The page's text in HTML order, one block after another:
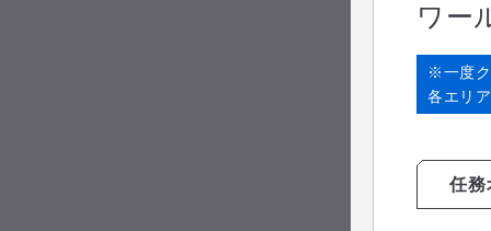
ワー
※一度ク
各エリ
任務